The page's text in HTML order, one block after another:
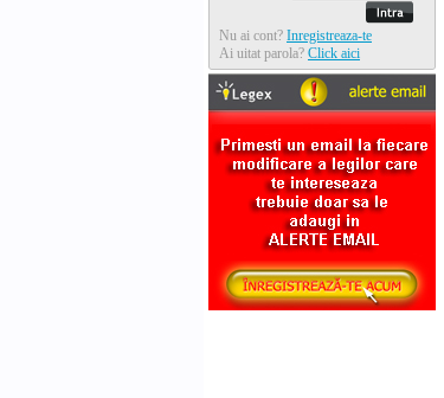
Nu ai cont? Inregistreaza-te
Ai uitat parola? Click aici